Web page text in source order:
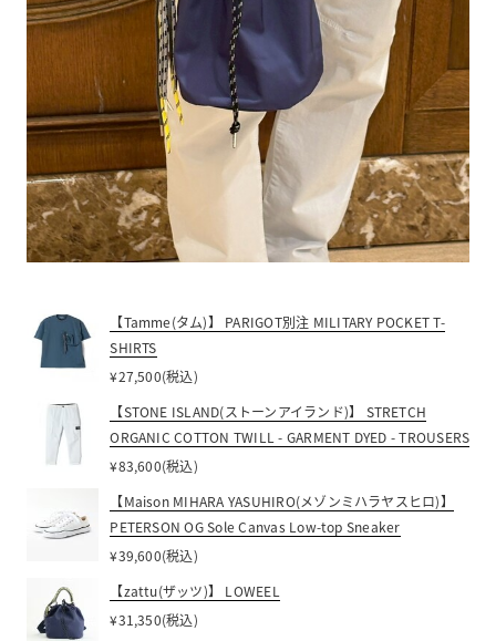
【Tamme(タム)】 PARIGOT別注 MILITARY POCKET T-
SHIRTS
¥27,500(税込)
【STONE ISLAND(ストーンアイランド)】 STRETCH
ORGANIC COTTON TWILL - GARMENT DYED - TROUSERS
¥83,600(税込)
【Maison MIHARA YASUHIRO(メゾンミハラヤスヒロ)】
PETERSON OG Sole Canvas Low-top Sneaker
¥39,600(税込)
【zattu(ザッツ)】 LOWEEL
¥31,350(税込)